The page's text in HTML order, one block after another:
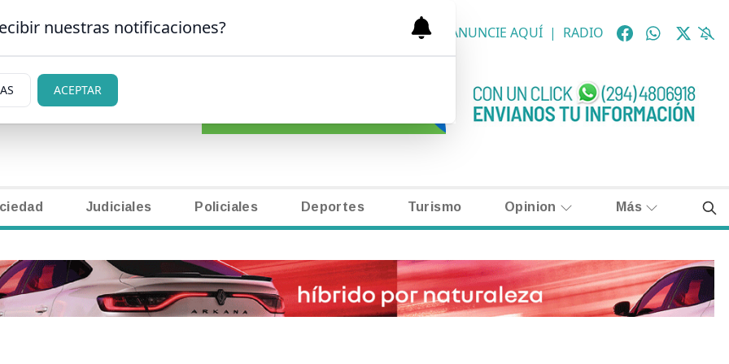
DE BARILOCHE CLASIFICADOS NECROLÓGICAS ANUNCIE AQUÍ | RADIO
Judiciales Policiales Deportes Turismo Opinion Más
nuestras notificaciones?
ACEPTAR